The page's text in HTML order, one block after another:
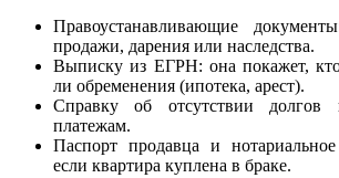
Правоустанавливающие
продажи, дарения или наследства.
Выписку из ЕГРН: она покажет, кто
ли обременения (ипотека, арест).
Справку об отсутствии долгов
платежам.
Паспорт продавца и нотариальное
если квартира куплена в браке.